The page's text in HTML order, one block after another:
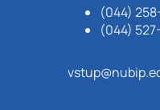
(044)
(044)